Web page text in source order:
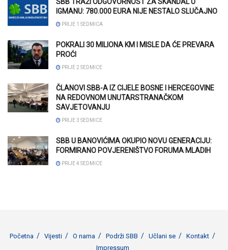
IGMANU: 780.000 EURA NIJE NESTALO SLUČAJNO
PRIJE 1 SEDMICA
POKRALI 30 MILIONA KM I MISLE DA ĆE PREVARA
PROĆI
PRIJE 2 SEDMICE
ČLANOVI SBB-A IZ CIJELE BOSNE I HERCEGOVINE
NA REDOVNOM UNUTARSTRANAČKOM
SAVJETOVANJU
PRIJE 3 SEDMICE
SBB U BANOVIĆIMA OKUPIO NOVU GENERACIJU:
FORMIRANO POVJERENIŠTVO FORUMA MLADIH
PRIJE 4 SEDMICE
Početna Vijesti O nama Podrži SBB Učlani se
Kontakt
Impressum